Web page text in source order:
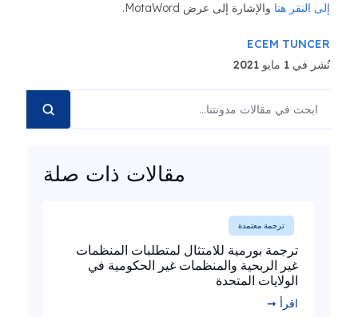
إلى النقر هنا والإشارة إلى عرض MotaWord.
ECEM TUNCER
نُشر في 1 مايو 2021
مقالات ذات صلة
ترجمة معتمدة
ترجمة بورمية للامتثال لمتطلبات المنظمات
غير الربحية والمنظمات غير الحكومية في
الولايات المتحدة
اقرأ ➞